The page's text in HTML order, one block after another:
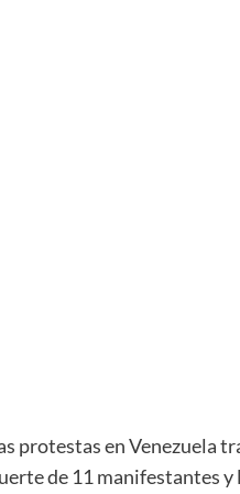
protestas en Venezuela
de 11 manifestantes y